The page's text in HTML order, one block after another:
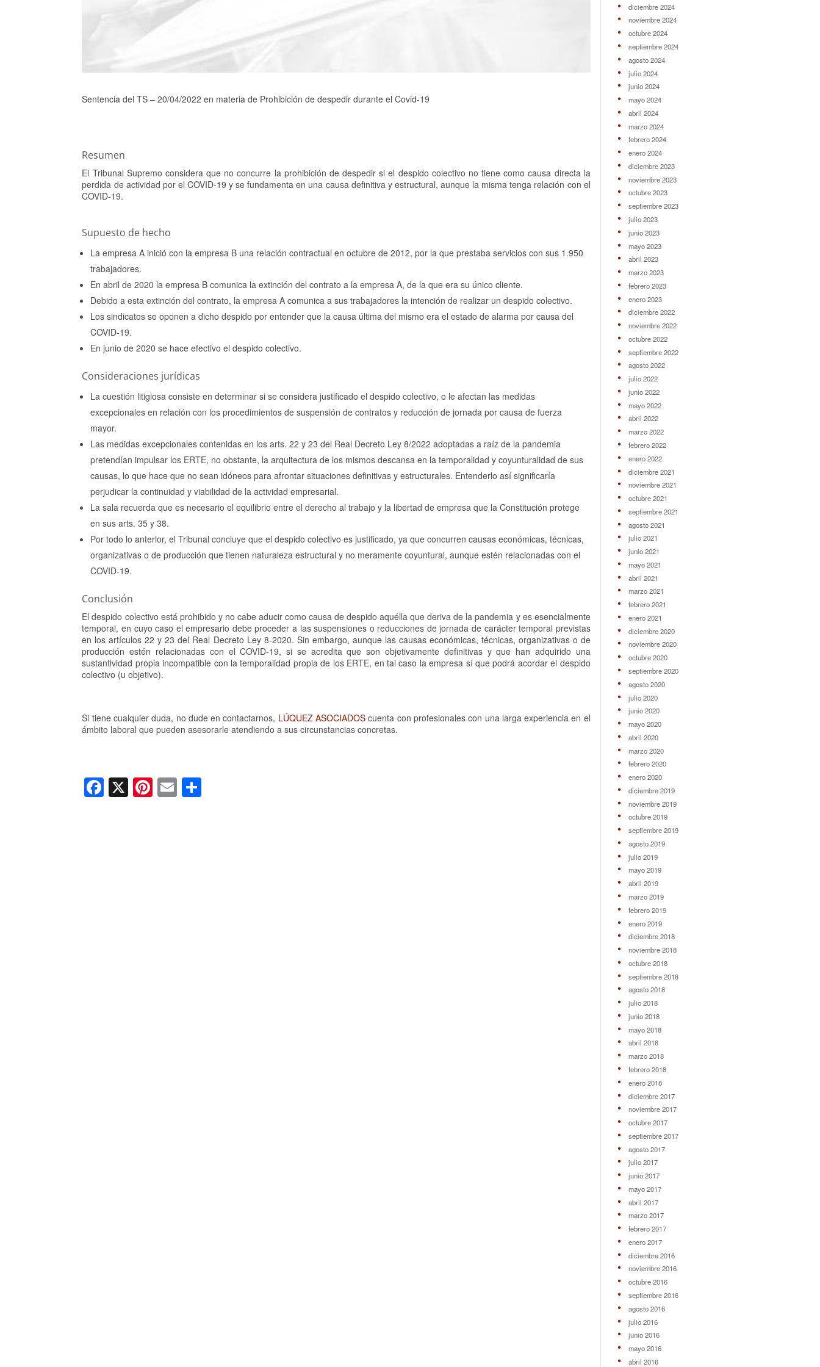
Sentencia del TS – 20/04/2022 en materia de Prohibición de despedir durante el Covid-19
Resumen
El Tribunal Supremo considera que no concurre la prohibición de despedir si el despido colectivo no tiene como causa directa la
perdida de actividad por el COVID-19 y se fundamenta en una causa definitiva y estructural, aunque la misma tenga relación con el
COVID-19.
Supuesto de hecho
La empresa A inició con la empresa B una relación contractual en octubre de 2012, por la que prestaba servicios con sus 1.950
trabajadores.
En abril de 2020 la empresa B comunica la extinción del contrato a la empresa A, de la que era su único cliente.
Debido a esta extinción del contrato, la empresa A comunica a sus trabajadores la intención de realizar un despido colectivo.
Los sindicatos se oponen a dicho despido por entender que la causa última del mismo era el estado de alarma por causa del
COVID-19.
En junio de 2020 se hace efectivo el despido colectivo.
Consideraciones jurídicas
La cuestión litigiosa consiste en determinar si se considera justificado el despido colectivo, o le afectan las medidas
excepcionales en relación con los procedimientos de suspensión de contratos y reducción de jornada por causa de fuerza
mayor.
Las medidas excepcionales contenidas en los arts. 22 y 23 del Real Decreto Ley 8/2022 adoptadas a raíz de la pandemia
pretendían impulsar los ERTE, no obstante, la arquitectura de los mismos descansa en la temporalidad y coyunturalidad de sus
causas, lo que hace que no sean idóneos para afrontar situaciones definitivas y estructurales. Entenderlo así significaría
perjudicar la continuidad y viabilidad de la actividad empresarial.
La sala recuerda que es necesario el equilibrio entre el derecho al trabajo y la libertad de empresa que la Constitución protege
en sus arts. 35 y 38.
Por todo lo anterior, el Tribunal concluye que el despido colectivo es justificado, ya que concurren causas económicas, técnicas,
organizativas o de producción que tienen naturaleza estructural y no meramente coyuntural, aunque estén relacionadas con el
COVID-19.
Conclusión
El despido colectivo está prohibido y no cabe aducir como causa de despido aquélla que deriva de la pandemia y es esencialmente
temporal, en cuyo caso el empresario debe proceder a las suspensiones o reducciones de jornada de carácter temporal previstas
en los artículos 22 y 23 del Real Decreto Ley 8-2020. Sin embargo, aunque las causas económicas, técnicas, organizativas o de
producción estén relacionadas con el COVID-19, si se acredita que son objetivamente definitivas y que han adquirido una
sustantividad propia incompatible con la temporalidad propia de los ERTE, en tal caso la empresa sí que podrá acordar el despido
colectivo (u objetivo).
Si tiene cualquier duda, no dude en contactarnos, LÚQUEZ ASOCIADOS cuenta con profesionales con una larga experiencia en el
ámbito laboral que pueden asesorarle atendiendo a sus circunstancias concretas.
F X Pi E
diciembre 2024
noviembre 2024
octubre 2024
septiembre 2024
agosto 2024
julio 2024
junio 2024
mayo 2024
abril 2024
marzo 2024
febrero 2024
enero 2024
diciembre 2023
noviembre 2023
octubre 2023
septiembre 2023
julio 2023
junio 2023
mayo 2023
abril 2023
marzo 2023
febrero 2023
enero 2023
diciembre 2022
noviembre 2022
octubre 2022
septiembre 2022
agosto 2022
julio 2022
junio 2022
mayo 2022
abril 2022
marzo 2022
febrero 2022
enero 2022
diciembre 2021
noviembre 2021
octubre 2021
septiembre 2021
agosto 2021
julio 2021
junio 2021
mayo 2021
abril 2021
marzo 2021
febrero 2021
enero 2021
diciembre 2020
noviembre 2020
octubre 2020
septiembre 2020
agosto 2020
julio 2020
junio 2020
mayo 2020
abril 2020
marzo 2020
febrero 2020
enero 2020
diciembre 2019
noviembre 2019
octubre 2019
septiembre 2019
agosto 2019
julio 2019
mayo 2019
abril 2019
marzo 2019
febrero 2019
enero 2019
diciembre 2018
noviembre 2018
octubre 2018
septiembre 2018
agosto 2018
julio 2018
junio 2018
mayo 2018
abril 2018
marzo 2018
febrero 2018
enero 2018
diciembre 2017
noviembre 2017
octubre 2017
septiembre 2017
agosto 2017
julio 2017
junio 2017
mayo 2017
abril 2017
marzo 2017
febrero 2017
enero 2017
diciembre 2016
noviembre 2016
octubre 2016
septiembre 2016
agosto 2016
julio 2016
junio 2016
mayo 2016
abril 2016